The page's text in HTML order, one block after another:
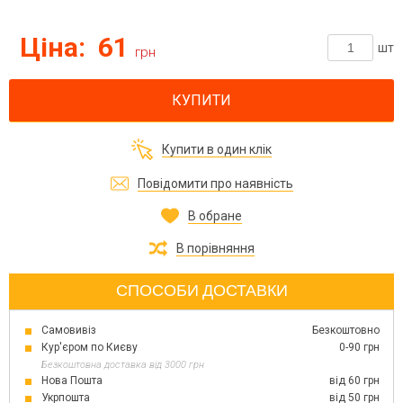
Ціна: 61 грн шт
КУПИТИ
Купити в один клік
Повідомити про наявність
В обране
В порівняння
СПОСОБИ ДОСТАВКИ
Самовивіз
Безкоштовно
Кур'єром по Києву
0-90 грн
Безкоштовна доставка від 3000 грн
Нова Пошта
від 60 грн
Укрпошта
від 50 грн